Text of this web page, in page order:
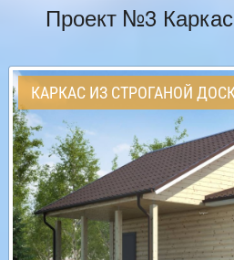
Проект №3
КАРКАС ИЗ СТРОГАНОЙ